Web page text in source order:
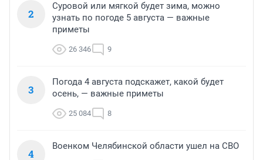
2
Суровой или мягкой будет зима, можно
узнать по погоде 5 августа — важные
приметы
26 346 9
3
Погода 4 августа подскажет, какой будет
осень, — важные приметы
25 084 8
4
Военком Челябинской области ушел на СВО